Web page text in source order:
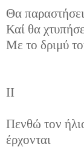
Θα
Καί θα
Με το δριμύ
ΙΙ
Πενθώ τον
έρχονται